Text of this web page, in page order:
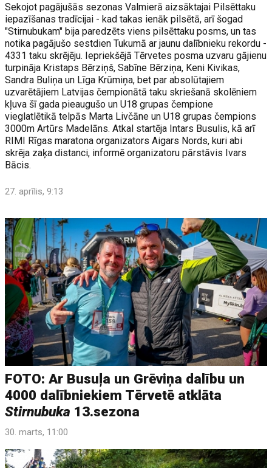
Sekojot pagājušās sezonas Valmierā aizsāktajai Pilsēttaku
iepazīšanas tradīcijai - kad takas ienāk pilsētā, arī šogad
"Stirnubukam" bija paredzēts viens pilsēttaku posms, un tas
notika pagājušo sestdien Tukumā ar jaunu dalībnieku rekordu -
4331 taku skrējēju. Iepriekšējā Tērvetes posma uzvaru gājienu
turpināja Kristaps Bērziņš, Sabīne Bērziņa, Keni Kivikas,
Sandra Buliņa un Līga Krūmiņa, bet par absolūtajiem
uzvarētājiem Latvijas čempionātā taku skriešanā skolēniem
kļuva šī gada pieaugušo un U18 grupas čempione
vieglatlētikā telpās Marta Livčāne un U18 grupas čempions
3000m Artūrs Madelāns. Atkal startēja Intars Busulis, kā arī
RIMI Rīgas maratona organizators Aigars Nords, kuri abi
skrēja zaķa distanci, informē organizatoru pārstāvis Ivars
Bācis.
27. aprīlis, 9:13
FOTO: Ar Busuļa un Grēviņa dalību un
4000 dalībniekiem Tērvetē atklāta
Stirnubuka 13.sezona
30. marts, 11:00